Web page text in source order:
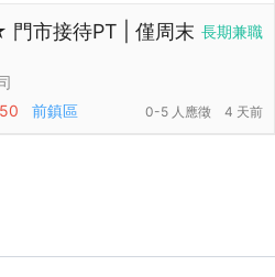
長期兼職
市接待PT | 僅周末
前鎮區 0-5 人應徵 4 天前